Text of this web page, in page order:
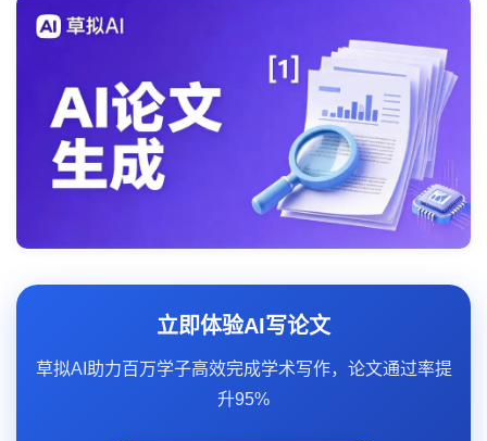
立即体验AI写论文
草拟AI助力百万学子高效完成学术写作，论文通过率提
升95%